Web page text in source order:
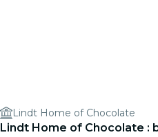
Lindt Home of Chocolate
Lindt Home of Chocolate :